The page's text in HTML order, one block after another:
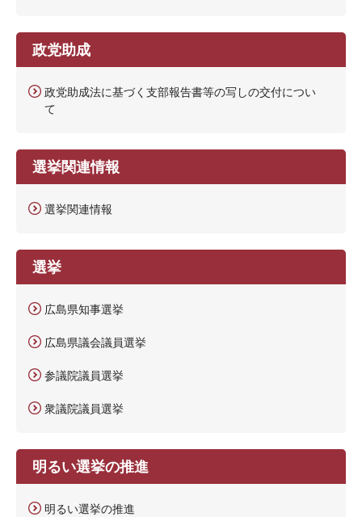
政党助成
政党助成法に基づく支部報告書等の写しの交付につい
て
選挙関連情報
選挙関連情報
選挙
広島県知事選挙
広島県議会議員選挙
参議院議員選挙
衆議院議員選挙
明るい選挙の推進
明るい選挙の推進